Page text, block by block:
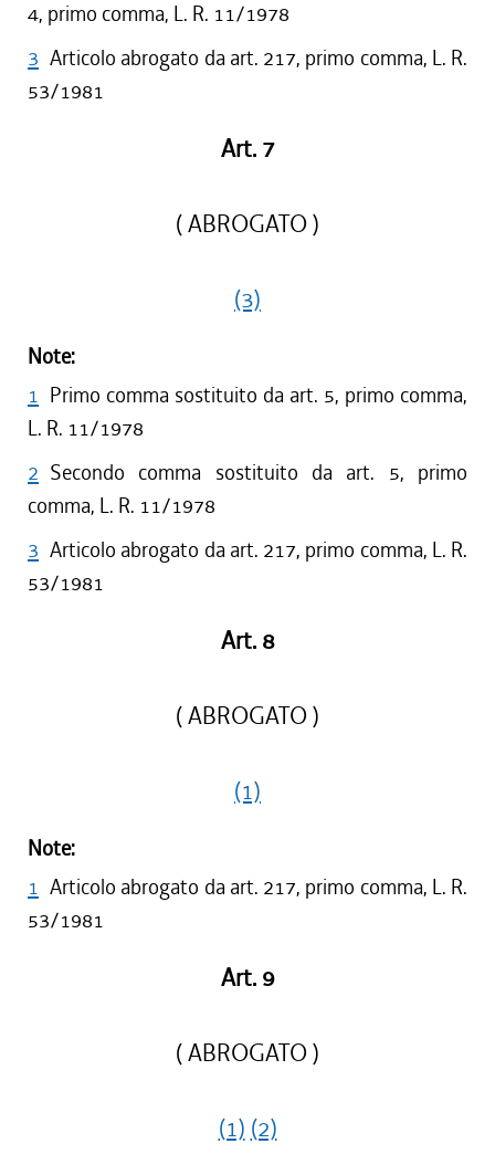
4, primo comma, L. R. 11/1978
3 Articolo abrogato da art. 217, primo comma, L. R.
53/1981
Art. 7
( ABROGATO )
(3)
Note:
1 Primo comma sostituito da art. 5, primo comma,
L. R. 11/1978
2 Secondo comma sostituito da art. 5, primo
comma, L. R. 11/1978
3 Articolo abrogato da art. 217, primo comma, L. R.
53/1981
Art. 8
( ABROGATO )
(1)
Note:
1 Articolo abrogato da art. 217, primo comma, L. R.
53/1981
Art. 9
( ABROGATO )
(1) (2)